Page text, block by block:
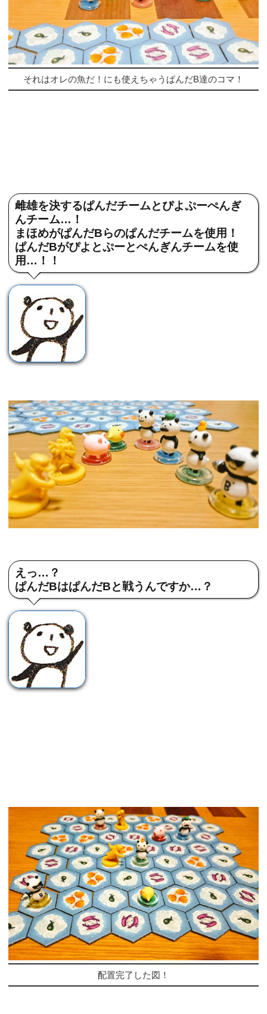
それはオレの魚だ！にも使えちゃうぱんだB達のコマ！
雌雄を決するぱんだチームとぴよぷーぺんぎ
んチーム…！
まほめがぱんだBらのぱんだチームを使用！
ぱんだBがぴよとぷーとぺんぎんチームを使
用…！！
えっ…？
ぱんだBはぱんだBと戦うんですか…？
配置完了した図！